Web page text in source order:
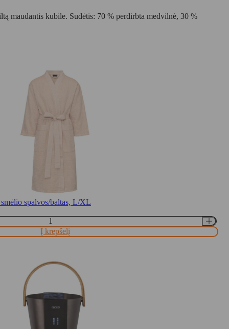
maudantis kubile. Sudėtis: 70 % perdirbta medvilnė, 30 %
spalvos/baltas, L/XL
Į krepšelį